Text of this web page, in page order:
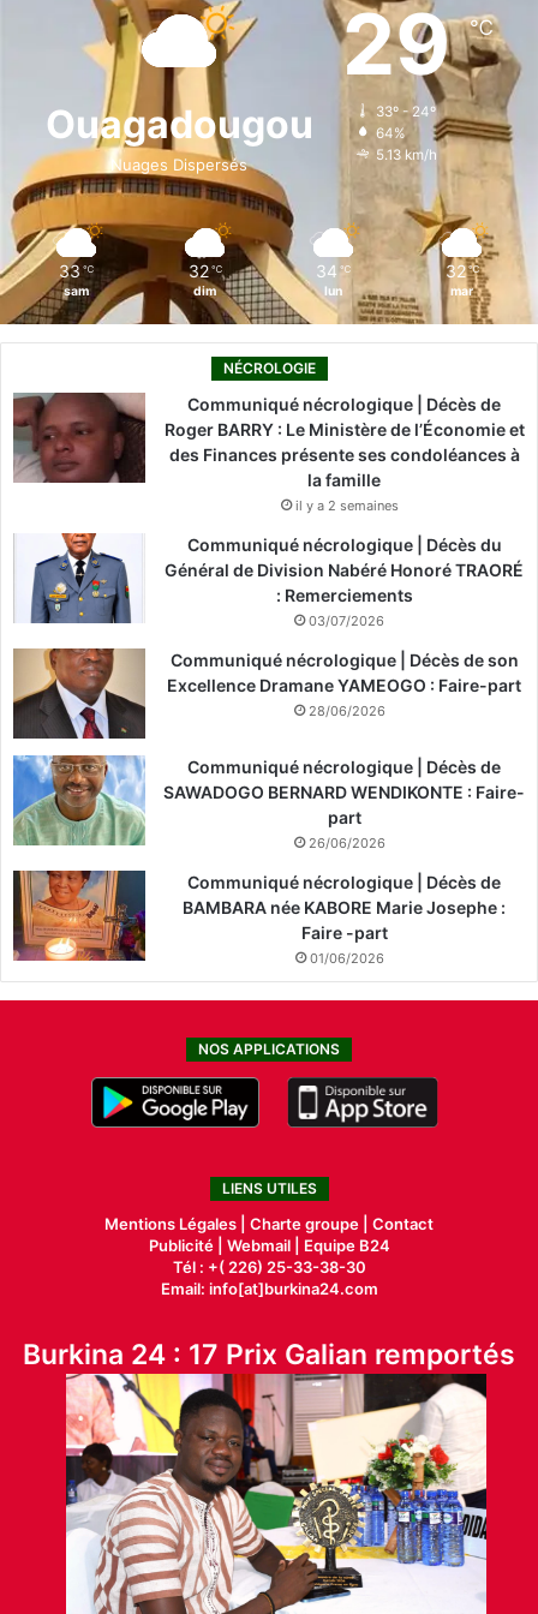
b
o
k
i
n
a
g
r
o
k
Ouagadougou
Nuages Dispersés
29℃
33º - 24º
64%
5.13 km/h
33 ℃
sam
32 ℃
dim
34 ℃
lun
32 ℃
mar
NÉCROLOGIE
Communiqué nécrologique | Décès de
Roger BARRY : Le Ministère de l’Économie et
des Finances présente ses condoléances à
la famille
il y a 2 semaines
Communiqué nécrologique | Décès du
Général de Division Nabéré Honoré TRAORÉ
: Remerciements
03/07/2026
Communiqué nécrologique | Décès de son
Excellence Dramane YAMEOGO : Faire-part
28/06/2026
Communiqué nécrologique | Décès de
SAWADOGO BERNARD WENDIKONTE : Faire-
part
26/06/2026
Communiqué nécrologique | Décès de
BAMBARA née KABORE Marie Josephe :
Faire -part
01/06/2026
NOS APPLICATIONS
LIENS UTILES
Mentions Légales | Charte groupe | Contact
Publicité| Webmail |
Equipe B24
Tél : +( 226) 25-33-38-30
Email: info[at]burkina24.com
Burkina 24 : 17 Prix Galian remportés